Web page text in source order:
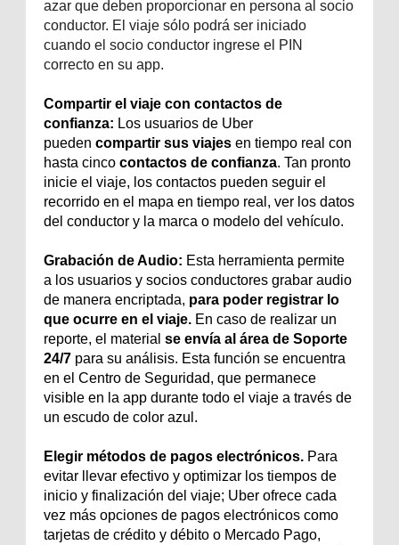
azar que deben proporcionar en persona al socio
conductor. El viaje sólo podrá ser iniciado
cuando el socio conductor ingrese el PIN
correcto en su app.
Compartir el viaje con contactos de
confianza: Los usuarios de Uber
pueden compartir sus viajes en tiempo real con
hasta cinco contactos de confianza. Tan pronto
inicie el viaje, los contactos pueden seguir el
recorrido en el mapa en tiempo real, ver los datos
del conductor y la marca o modelo del vehículo.
Grabación de Audio: Esta herramienta permite
a los usuarios y socios conductores grabar audio
de manera encriptada, para poder registrar lo
que ocurre en el viaje. En caso de realizar un
reporte, el material se envía al área de Soporte
24/7 para su análisis. Esta función se encuentra
en el Centro de Seguridad, que permanece
visible en la app durante todo el viaje a través de
un escudo de color azul.
Elegir métodos de pagos electrónicos. Para
evitar llevar efectivo y optimizar los tiempos de
inicio y finalización del viaje; Uber ofrece cada
vez más opciones de pagos electrónicos como
tarjetas de crédito y débito o Mercado Pago,